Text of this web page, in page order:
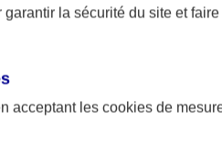
votre petit-fils ou petite-
la sécurité du site et
acceptant les cookies de